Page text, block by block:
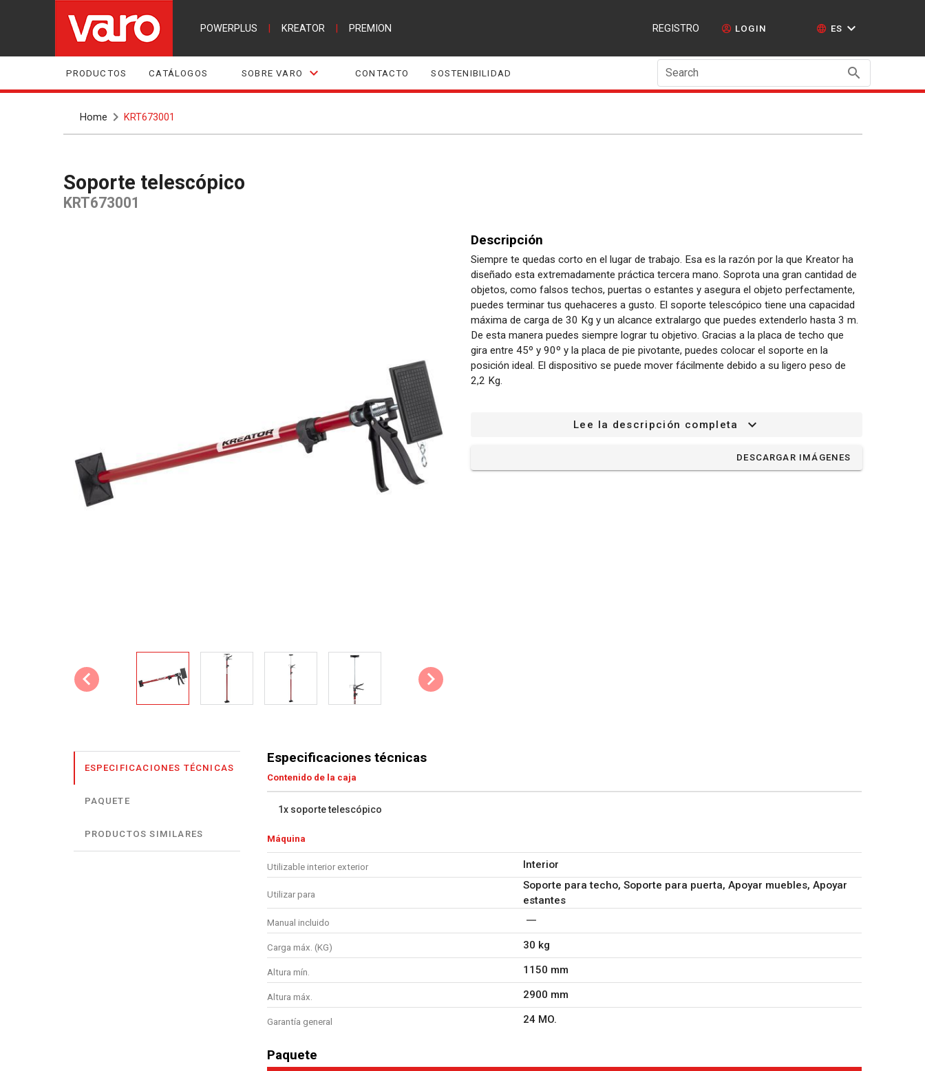
POWERPLUS KREATOR PREMION REGISTRO LOGIN ES
PRODUCTOS CATÁLOGOS SOBRE VARO CONTACTO SOSTENIBILIDAD Search
Home KRT673001
Soporte telescópico
KRT673001
Descripción
Siempre te quedas corto en el lugar de trabajo. Esa es la razón por la que Kreator ha
diseñado esta extremadamente práctica tercera mano. Soprota una gran cantidad de
objetos, como falsos techos, puertas o estantes y asegura el objeto perfectamente,
puedes terminar tus quehaceres a gusto. El soporte telescópico tiene una capacidad
máxima de carga de 30 Kg y un alcance extralargo que puedes extenderlo hasta 3 m.
De esta manera puedes siempre lograr tu objetivo. Gracias a la placa de techo que
gira entre 45º y 90º y la placa de pie pivotante, puedes colocar el soporte en la
posición ideal. El dispositivo se puede mover fácilmente debido a su ligero peso de
2,2 Kg.
Lee la descripción completa
DESCARGAR IMÁGENES
ESPECIFICACIONES TÉCNICAS
PAQUETE
PRODUCTOS SIMILARES
Especificaciones técnicas
Contenido de la caja
1x soporte telescópico
Máquina
Utilizable interior exterior Interior
Utilizar para
Soporte para techo, Soporte para puerta, Apoyar muebles, Apoyar
estantes
Manual incluido
Carga máx. (KG) 30 kg
Altura mín. 1150 mm
Altura máx. 2900 mm
Garantía general 24 MO.
Paquete